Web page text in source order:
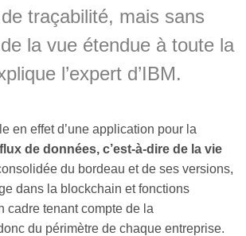
traçabilité, mais sans
la vue étendue à toute la
l’expert d’IBM.
en effet d’une application pour la
de données, c’est-à-dire de la vie
du bordeau et de ses versions,
dans la blockchain et fonctions
cadre tenant compte de la
du périmètre de chaque entreprise.